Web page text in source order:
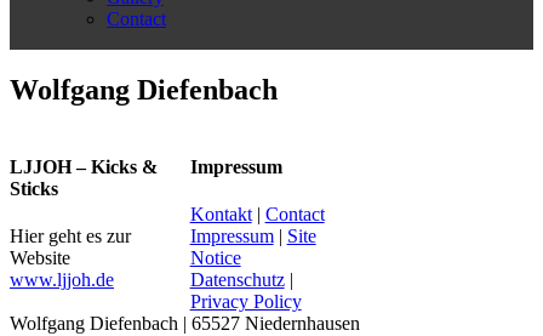
Contact
Wolfgang Diefenbach
LJJOH – Kicks &
Sticks
Hier geht es zur
Website
www.ljjoh.de
Impressum
Kontakt| Contact
Impressum| Site
Notice
Datenschutz|
Privacy Policy
Wolfgang Diefenbach | 65527 Niedernhausen